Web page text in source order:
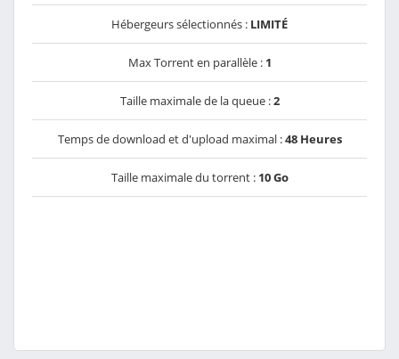
Hébergeurs sélectionnés : LIMITÉ
Max Torrent en parallèle : 1
Taille maximale de la queue :2
Temps de download et d'upload maximal :48 Heures
Taille maximale du torrent : 10 Go